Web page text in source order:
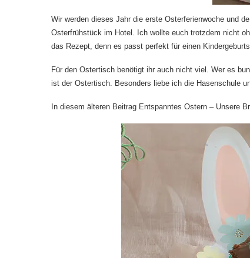
Wir werden dieses Jahr die erste Osterferienwoche und
Osterfrühstück im Hotel. Ich wollte euch trotzdem nicht
das Rezept, denn es passt perfekt für einen
Für den Ostertisch benötigt ihr auch nicht viel. Wer es
ist der Ostertisch. Besonders liebe ich die Hasenschule
In diesem älteren Beitrag Entspanntes Ostern – Unsere